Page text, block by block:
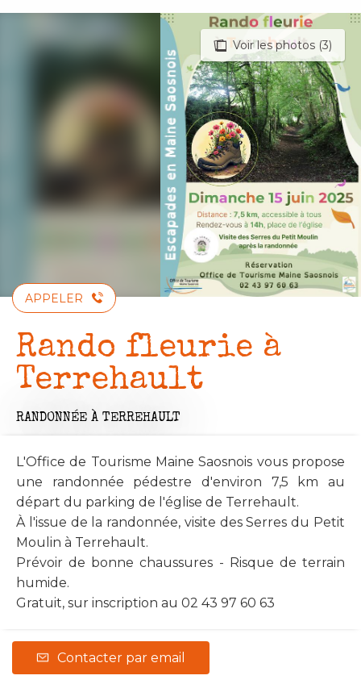
Aller
contenu
Voir les photos (3)
APPELER
Rando fleurie à
Terrehault
RANDONNÉE À TERREHAULT
L'Office de Tourisme Maine Saosnois vous propose
une randonnée pédestre d'environ 7,5 km au
départ du parking de l'église de Terrehault.
À l'issue de la randonnée, visite des Serres du Petit
Moulin à Terrehault.
Prévoir de bonne chaussures - Risque de terrain
humide.
Gratuit, sur inscription au 02 43 97 60 63
Contacter par email